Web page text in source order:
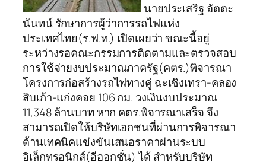
นายประเสริฐ อัตตะ
นันทน์ รักษาการผู้ว่าการรถไฟแห่ง
ประเทศไทย(ร.ฟ.ท.) เปิดเผยว่า ขณะนี้อยู่
ระหว่างรอคณะกรรมการติดตามและตรวจสอบ
การใช้จ่ายงบประมาณภาครัฐ(คตร.)พิจารณา
โครงการก่อสร้างรถไฟทางคู่ ฉะเชิงเทรา-คลอง
สิบเก้า-แก่งคอย 106 กม. วงเงินงบประมาณ
11,348 ล้านบาท หาก คตร.พิจารณาเสร็จ จึง
สามารถเปิดให้บริษัทเอกชนที่ผ่านการพิจารณา
ด้านเทคนิคแข่งขันเสนอราคาผ่านระบบ
อิเล็กทรอนิกส์(อีออกชั่น) ได้ สำหรับบริษัท